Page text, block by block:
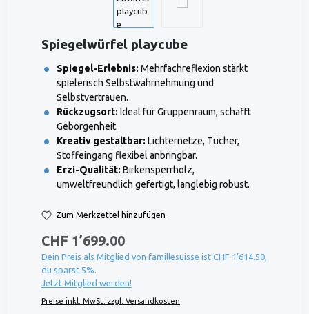
Spiegelwürfel playcube
Spiegel-Erlebnis: Mehrfachreflexion stärkt
spielerisch Selbstwahrnehmung und
Selbstvertrauen.
Rückzugsort: Ideal für Gruppenraum, schafft
Geborgenheit.
Kreativ gestaltbar: Lichternetze, Tücher,
Stoffeingang flexibel anbringbar.
Erzi-Qualität: Birkensperrholz,
umweltfreundlich gefertigt, langlebig robust.
Zum Merkzettel hinzufügen
CHF 1’699.00
Dein Preis als Mitglied von famillesuisse ist CHF 1’614.50,
du sparst 5%.
Jetzt Mitglied werden!
Preise inkl. MwSt. zzgl. Versandkosten